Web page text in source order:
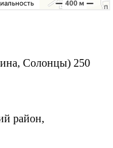
Солонцы) 250
район,